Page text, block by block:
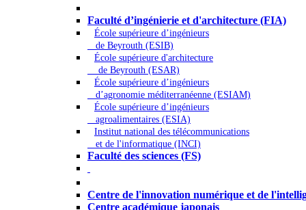
Faculté d’ingénierie et d'architecture (FIA)
École supérieure d’ingénieurs
de Beyrouth (ESIB)
École supérieure d'architecture
de Beyrouth (ESAR)
École supérieure d’ingénieurs
d’agronomie méditerranéenne (ESIAM)
École supérieure d’ingénieurs
agroalimentaires (ESIA)
Institut national des télécommunications
et de l'informatique (INCI)
Faculté des sciences (FS)
Centre de l'innovation numérique et de
Centre académique japonais